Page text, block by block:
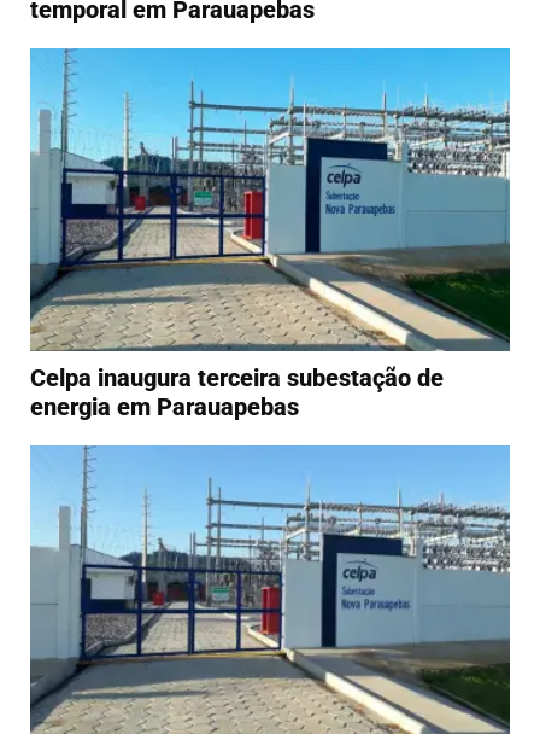
temporal em Parauapebas
Celpa inaugura terceira subestação de
energia em Parauapebas